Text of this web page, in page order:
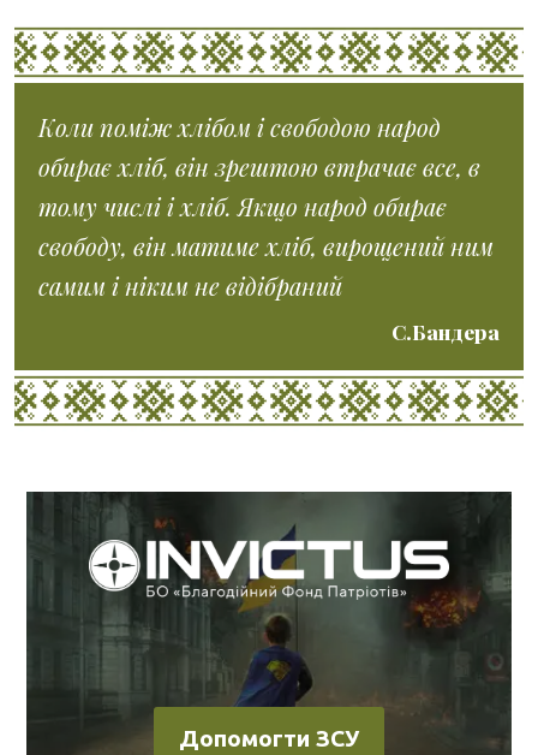
Коли поміж хлібом і свободою народ
обирає хліб, він зрештою втрачає все, в
тому числі і хліб. Якщо народ обирає
свободу, він матиме хліб, вирощений ним
самим і ніким не відібраний
С.Бандера
Допомогти ЗСУ